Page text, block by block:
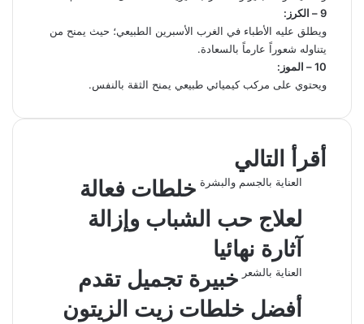
9 – الكرز:
ويطلق عليه الأطباء في الغرب الأسبرين الطبيعي؛ حيث يمنح من
يتناوله شعوراً عارماً بالسعادة.
10 – الموز:
ويحتوي على مركب كيميائي طبيعي يمنح الثقة بالنفس.
ي
ب
و
Xي
ك
د
ا
س
ا
ي
ق
ر
ش
ر
ك
ب
ع
ة
أقرأ التالي
العناية بالجسم والبشرة خلطات فعالة
لعلاج حب الشباب وإزالة
آثارة نهائيا
العناية بالشعر خبيرة تجميل تقدم
أفضل خلطات زيت الزيتون